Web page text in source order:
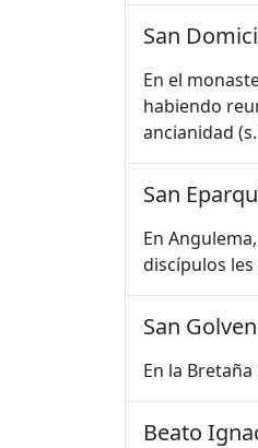
San
En el
habiendo
ancianidad (s.
San
En
discípulos les
San
En la
Beato